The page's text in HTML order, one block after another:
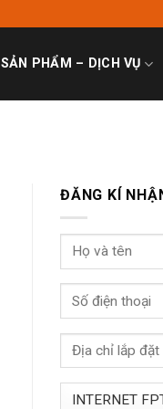
SẢN PHẨM – DỊCH VỤ
ĐĂNG KÍ